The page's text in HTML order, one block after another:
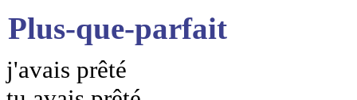
Plus-que-parfait
j'avais prêté